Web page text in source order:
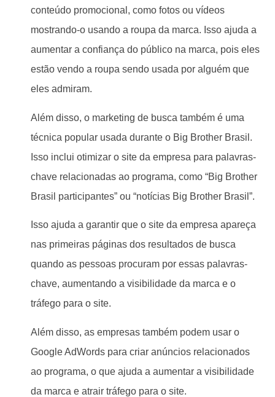
conteúdo promocional, como fotos ou vídeos
mostrando-o usando a roupa da marca. Isso ajuda a
aumentar a confiança do público na marca, pois eles
estão vendo a roupa sendo usada por alguém que
eles admiram.
Além disso, o marketing de busca também é uma
técnica popular usada durante o Big Brother Brasil.
Isso inclui otimizar o site da empresa para palavras-
chave relacionadas ao programa, como “Big Brother
Brasil participantes” ou “notícias Big Brother Brasil”.
Isso ajuda a garantir que o site da empresa apareça
nas primeiras páginas dos resultados de busca
quando as pessoas procuram por essas palavras-
chave, aumentando a visibilidade da marca e o
tráfego para o site.
Além disso, as empresas também podem usar o
Google AdWords para criar anúncios relacionados
ao programa, o que ajuda a aumentar a visibilidade
da marca e atrair tráfego para o site.